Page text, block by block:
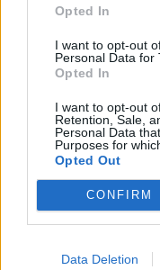
Opted In
I want to opt-out
Personal Data for
Opted In
I want to opt-out
Retention, Sale,
Personal Data
Purposes for
Opted Out
CONFIRM
Data Deletion
szfe sztrájk
Színház- és
SZFE
belföld